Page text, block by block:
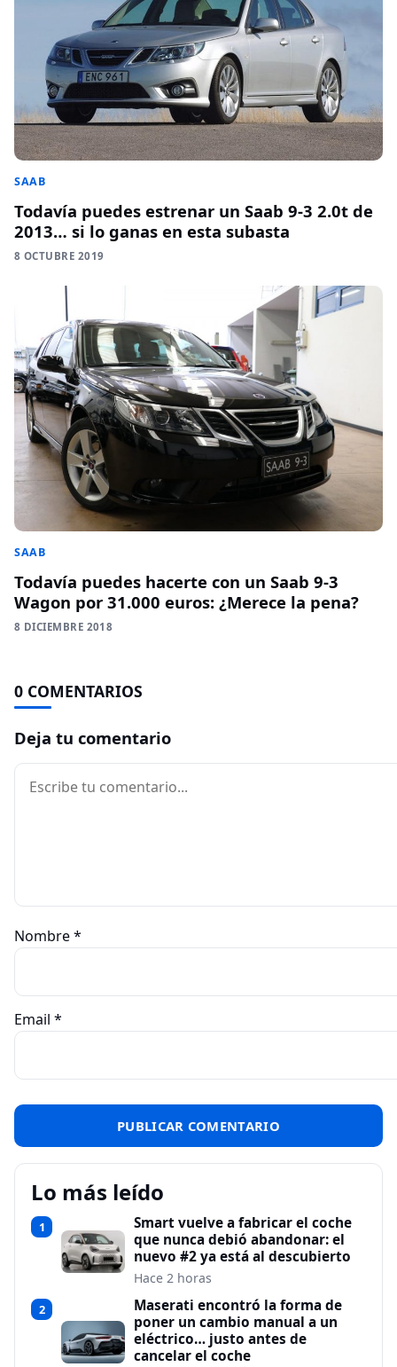
SAAB
Todavía puedes estrenar un Saab 9-3 2.0t de
2013… si lo ganas en esta subasta
8 OCTUBRE 2019
SAAB
Todavía puedes hacerte con un Saab 9-3
Wagon por 31.000 euros: ¿Merece la pena?
8 DICIEMBRE 2018
0 COMENTARIOS
Deja tu comentario
Comentario
Nombre*
Email *
Lo más leído
1
Smart vuelve a fabricar el coche
que nunca debió abandonar: el
nuevo #2 ya está al descubierto
Hace 2 horas
2
Maserati encontró la forma de
poner un cambio manual a un
eléctrico… justo antes de
cancelar el coche